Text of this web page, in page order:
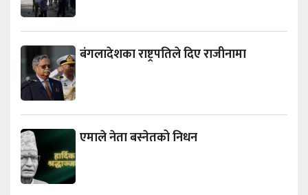
बंगलादेशका राष्ट्रपतिले दिए राजीनामा
एमाले नेता बस्नेतको निधन